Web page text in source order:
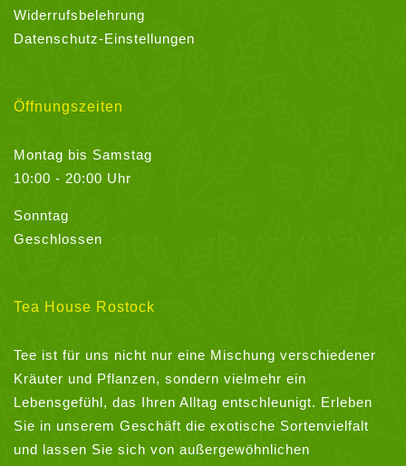
Widerrufsbelehrung
Datenschutz-Einstellungen
Öffnungszeiten
Montag bis Samstag
10:00 - 20:00 Uhr
Sonntag
Geschlossen
Tea House Rostock
Tee ist für uns nicht nur eine Mischung verschiedener
Kräuter und Pflanzen, sondern vielmehr ein
Lebensgefühl, das Ihren Alltag entschleunigt. Erleben
Sie in unserem Geschäft die exotische Sortenvielfalt
und lassen Sie sich von außergewöhnlichen